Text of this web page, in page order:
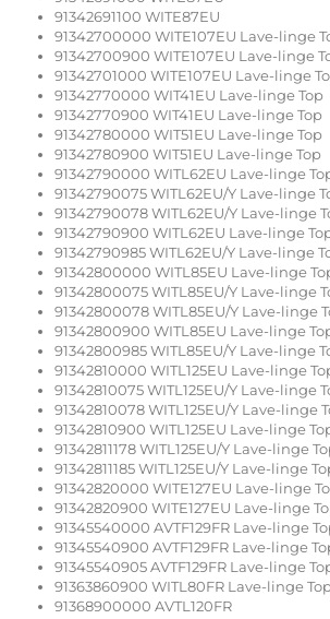
91342691100 WITE87EU
91342700000 WITE107EU Lave-linge
91342700900 WITE107EU Lave-linge
91342701000 WITE107EU Lave-linge
91342770000 WIT41EU Lave-linge Top
91342770900 WIT41EU Lave-linge Top
91342780000 WIT51EU Lave-linge Top
91342780900 WIT51EU Lave-linge Top
91342790000 WITL62EU Lave-linge
91342790075 WITL62EU/Y Lave-linge
91342790078 WITL62EU/Y Lave-linge
91342790900 WITL62EU Lave-linge
91342790985 WITL62EU/Y Lave-linge
91342800000 WITL85EU Lave-linge
91342800075 WITL85EU/Y Lave-linge
91342800078 WITL85EU/Y Lave-linge
91342800900 WITL85EU Lave-linge
91342800985 WITL85EU/Y Lave-linge
91342810000 WITL125EU Lave-linge
91342810075 WITL125EU/Y Lave-linge
91342810078 WITL125EU/Y Lave-linge
91342810900 WITL125EU Lave-linge
91342811178 WITL125EU/Y Lave-linge
91342811185 WITL125EU/Y Lave-linge
91342820000 WITE127EU Lave-linge
91342820900 WITE127EU Lave-linge
91345540000 AVTF129FR Lave-linge
91345540900 AVTF129FR Lave-linge
91345540905 AVTF129FR Lave-linge
91363860900 WITL80FR Lave-linge
91368900000 AVTL120FR